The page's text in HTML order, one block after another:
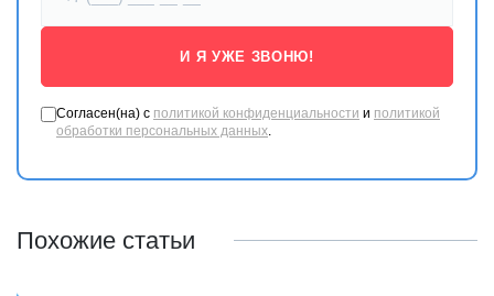
И Я УЖЕ ЗВОНЮ!
Согласен(на) с политикой конфиденциальности и политикой
обработки персональных данных.
Похожие статьи